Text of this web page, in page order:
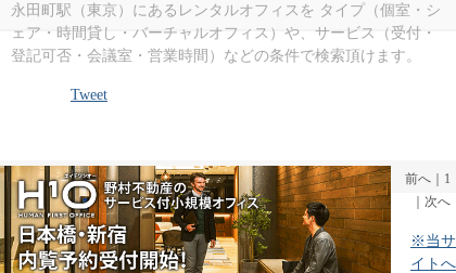
永田町駅（東京）にあるレンタルオフィスを タイプ（個室・シ
ェア・時間貸し・バーチャルオフィス）や、サービス（受付・
登記可否・会議室・営業時間）などの条件で検索頂けます。
Tweet
前へ
1
次へ
※当サ
イトへ